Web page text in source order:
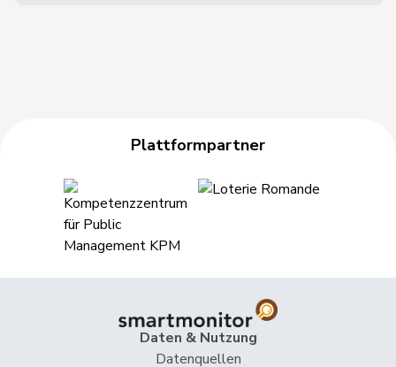
Plattformpartner
Daten & Nutzung
Datenquellen